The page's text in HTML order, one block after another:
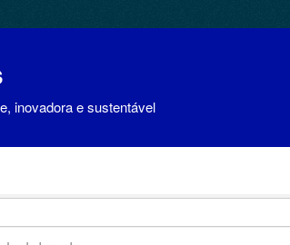
inovadora e sustentável